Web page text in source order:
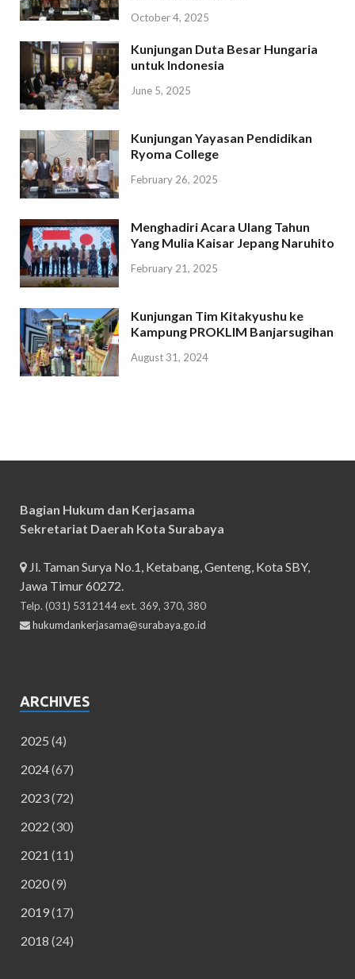
October 4, 2025
Kunjungan Duta Besar Hungaria
untuk Indonesia
June 5, 2025
Kunjungan Yayasan Pendidikan
Ryoma College
February 26, 2025
Menghadiri Acara Ulang Tahun
Yang Mulia Kaisar Jepang Naruhito
February 21, 2025
Kunjungan Tim Kitakyushu ke
Kampung PROKLIM Banjarsugihan
August 31, 2024
Bagian Hukum dan Kerjasama
Sekretariat Daerah Kota Surabaya
Jl. Taman Surya No.1, Ketabang, Genteng, Kota SBY,
Jawa Timur 60272.
Telp. (031) 5312144 ext. 369, 370, 380
hukumdankerjasama@surabaya.go.id
ARCHIVES
2025 (4)
2024(67)
2023(72)
2022 (30)
2021 (11)
2020(9)
2019(17)
2018 (24)